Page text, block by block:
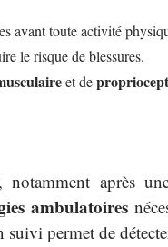
avant toute activité
le risque de blessures.
et de
après
ambulatoires
permet de